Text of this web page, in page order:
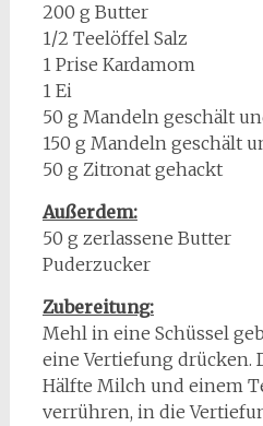
200 g Butter
1/2 Teelöffel Salz
1 Prise Kardamom
1 Ei
50 g Mandeln geschält
150 g Mandeln geschält
50 g Zitronat gehackt
Außerdem:
50 g zerlassene Butter
Puderzucker
Zubereitung:
Mehl in eine Schüssel
eine Vertiefung drücken.
Hälfte Milch und einem
verrühren, in die